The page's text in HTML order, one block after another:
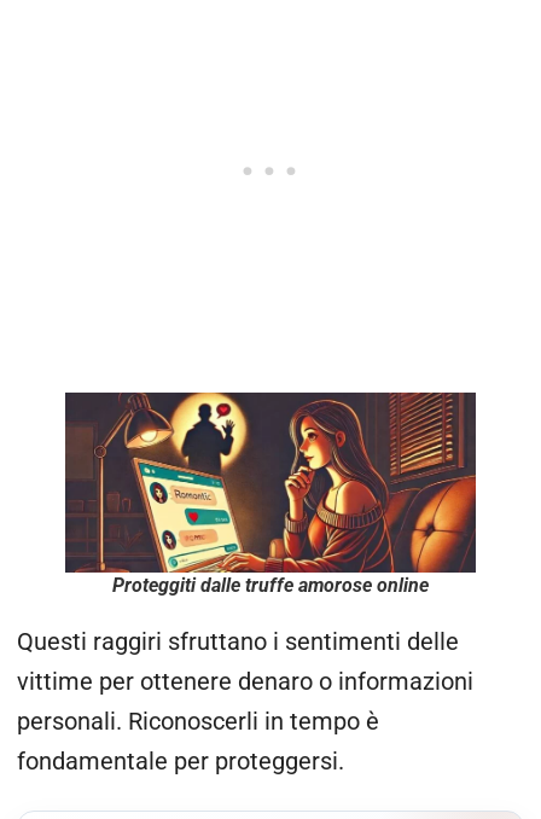
Proteggiti dalle truffe amorose online
Questi raggiri sfruttano i sentimenti delle
vittime per ottenere denaro o informazioni
personali. Riconoscerli in tempo è
fondamentale per proteggersi.